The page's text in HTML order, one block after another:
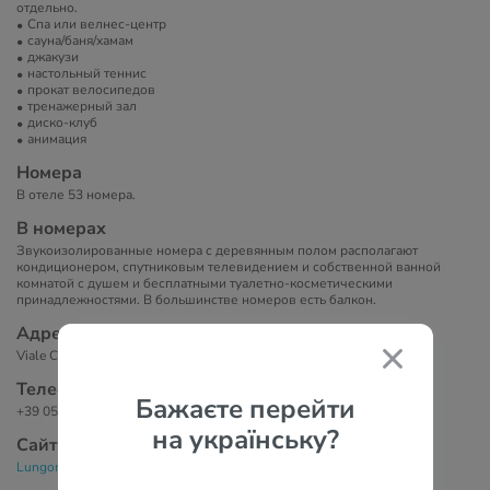
Бажаєте перейти
на українську?
отдельно.
Спа или велнес-центр
сауна/баня/хамам
джакузи
настольный теннис
прокат велосипедов
тренажерный зал
диско-клуб
анимация
Номера
В отеле 53 номера.
В номерах
Звукоизолированные номера с деревянным полом располагают
кондиционером, спутниковым телевидением и собственной ванной
комнатой с душем и бесплатными туалетно-косметическими
принадлежностями. В большинстве номеров есть балкон.
Адрес
Viale Carducci 299, 47042 Чезенатико, Италия
Телефоны
+39 0547 680666
Сайт
Lungomare Hotel Cesenatico 4*